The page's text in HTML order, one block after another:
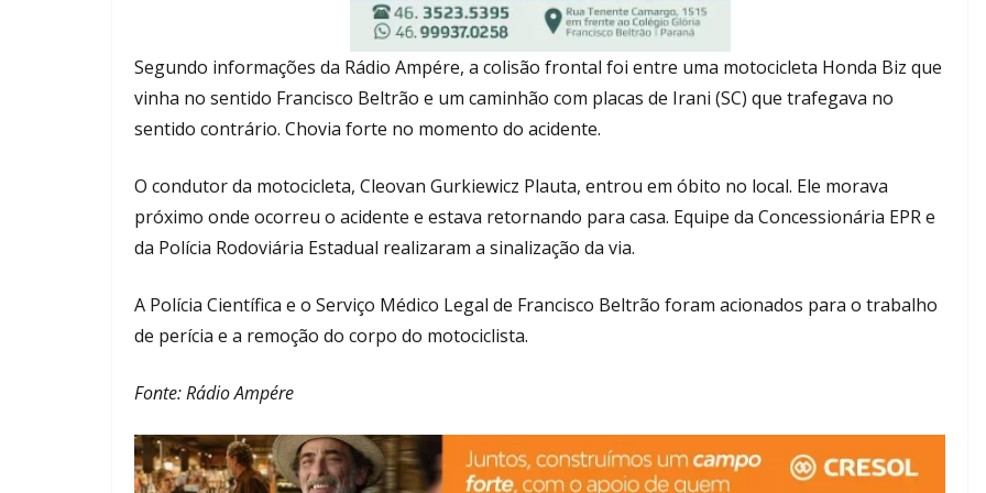
Segundo informações da Rádio Ampére, a colisão frontal foi entre uma motocicleta Honda Biz que
vinha no sentido Francisco Beltrão e um caminhão com placas de Irani (SC) que trafegava no
sentido contrário. Chovia forte no momento do acidente.
O condutor da motocicleta, Cleovan Gurkiewicz Plauta, entrou em óbito no local. Ele morava
próximo onde ocorreu o acidente e estava retornando para casa. Equipe da Concessionária EPR e
da Polícia Rodoviária Estadual realizaram a sinalização da via.
A Polícia Científica e o Serviço Médico Legal de Francisco Beltrão foram acionados para o trabalho
de perícia e a remoção do corpo do motociclista.
Fonte: Rádio Ampére